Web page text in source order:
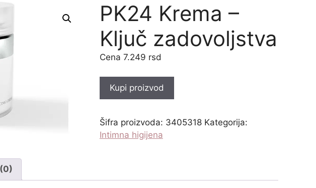
PK24 Krema –
Ključ zadovoljstva
7.249 rsd
Kupi proizvod
Šifra proizvoda: 3405318 Kategorija:
Intimna higijena